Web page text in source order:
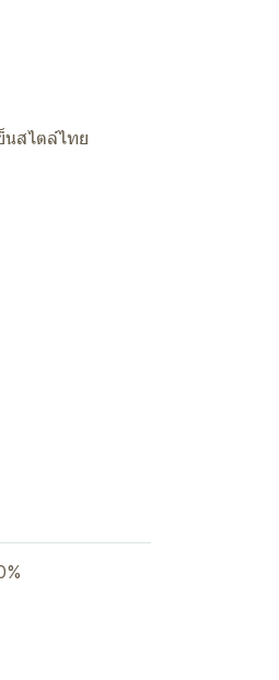
นสไตล์ไทย